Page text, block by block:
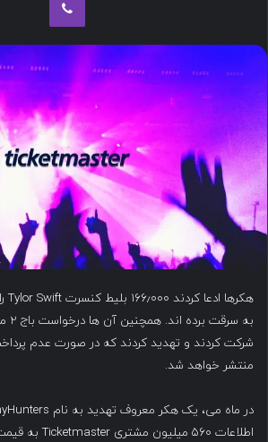
ا
م
ی
شرکت کردند و تهدید کردند که در صورت عدم
منتشر خواهد شد.
اطلاعات ۵۶۰ میلیون مشتری Ticketmaster به قیمت ۵۰۰۰۰۰ دلار کرد.